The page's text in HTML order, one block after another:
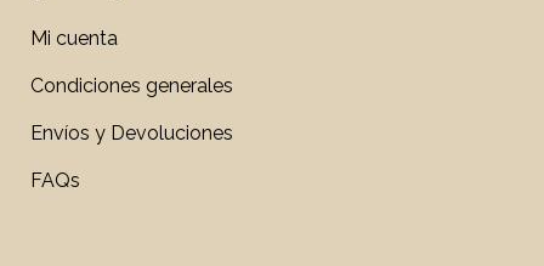
Mi cuenta
Condiciones generales
Envíos y Devoluciones
FAQs